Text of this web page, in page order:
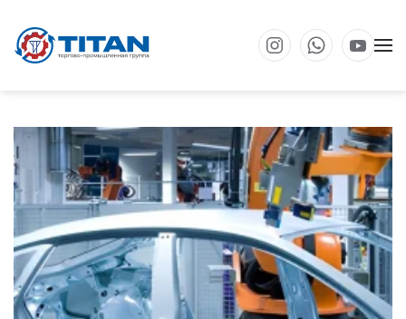
Перейти к основному содержанию